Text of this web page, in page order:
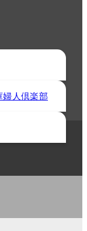
人倶楽部